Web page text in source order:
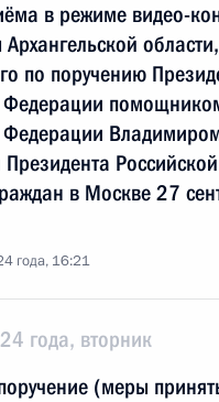
в режиме видео-
области,
по поручению
Федерации
Федерации
в Москве 27
года, 16:21
года, вторник
(меры